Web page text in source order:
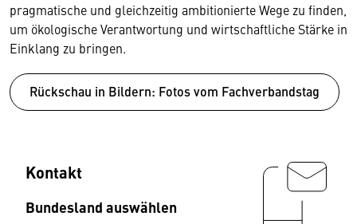
pragmatische und gleichzeitig ambitionierte Wege zu finden,
um ökologische Verantwortung und wirtschaftliche Stärke in
Einklang zu bringen.
Rückschau in Bildern: Fotos vom Fachverbandstag
Kontakt
Bundesland auswählen